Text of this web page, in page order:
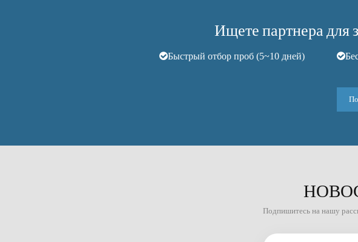
Ищете партнера для
Быстрый отбор проб (5~10 дней)
Подпишитесь на нашу